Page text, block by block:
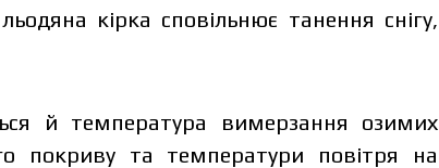
кірка сповільнює танення снігу,
й температура вимерзання озимих
покриву та температури повітря на
Для прорахунку індивідуальної